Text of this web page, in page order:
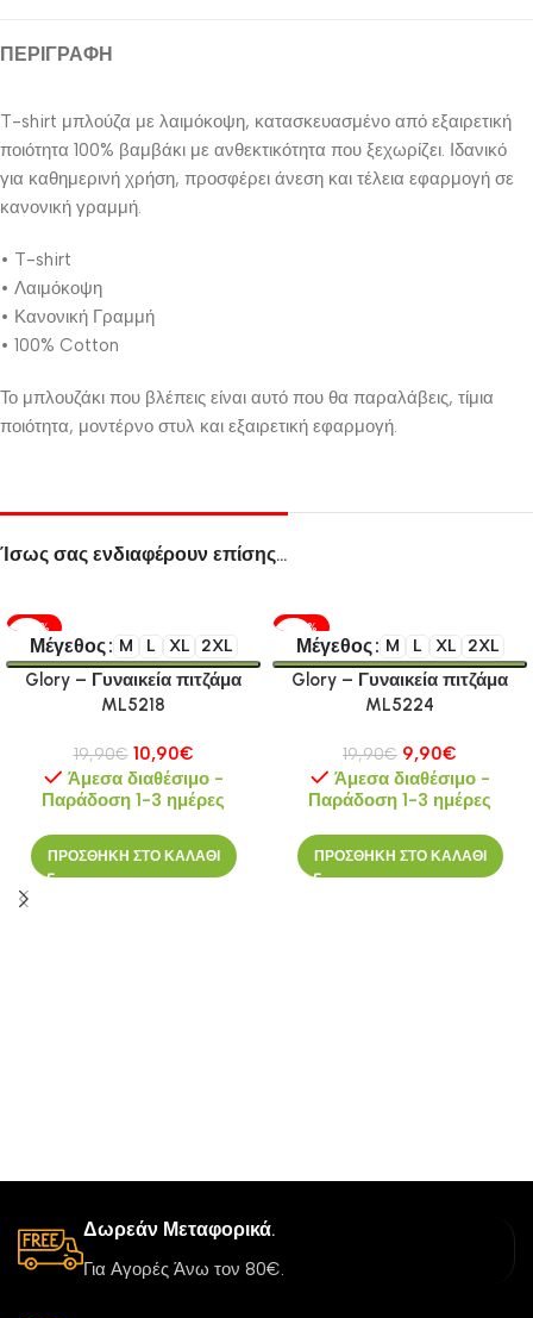
ΠΕΡΙΓΡΑΦΉ
T-shirt μπλούζα με λαιμόκοψη, κατασκευασμένο από εξαιρετική
ποιότητα 100% βαμβάκι με ανθεκτικότητα που ξεχωρίζει. Ιδανικό
για καθημερινή χρήση, προσφέρει άνεση και τέλεια εφαρμογή σε
κανονική γραμμή.
• T-shirt
• Λαιμόκοψη
• Κανονική Γραμμή
• 100% Cotton
Το μπλουζάκι που βλέπεις είναι αυτό που θα παραλάβεις, τίμια
ποιότητα, μοντέρνο στυλ και εξαιρετική εφαρμογή.
Ίσως σας ενδιαφέρουν επίσης…
-45%
Μέγεθος M L XL 2XL
Glory – Γυναικεία πιτζάμα
ML5218
19,90€ 10,90€
Άμεσα διαθέσιμο -
Παράδοση 1-3 ημέρες
ΠΡΟΣΘΗΚΗ ΣΤΟ ΚΑΛΑΘΙ
-50%
Μέγεθος M L XL 2XL
Glory – Γυναικεία πιτζάμα
ML5224
19,90€ 9,90€
Άμεσα διαθέσιμο -
Παράδοση 1-3 ημέρες
ΠΡΟΣΘΗΚΗ ΣΤΟ ΚΑΛΑΘΙ
Δωρεάν Μεταφορικά.
Για Αγορές Άνω τον 80€.